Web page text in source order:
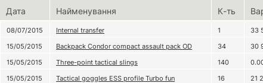
Дата Найменування К-ть
08/07/2015 Internal transfer 1 33
15/05/2015
Backpack Condor compact assault pack OD 34 30
15/05/2015
Three-point tactical slings 140
15/05/2015
Tactical goggles ESS profile Turbo fun 16 21